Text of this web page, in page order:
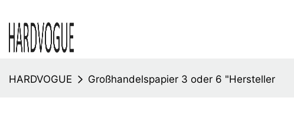
HARDVOGUE Großhandelspapier 3 oder 6 "Hersteller